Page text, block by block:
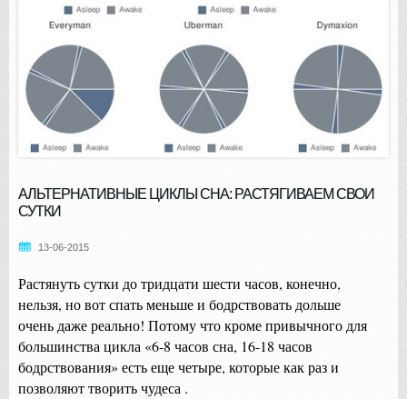
АЛЬТЕРНАТИВНЫЕ ЦИКЛЫ СНА: РАСТЯГИВАЕМ СВОИ
СУТКИ
13-06-2015
Растянуть сутки до тридцати шести часов, конечно,
нельзя, но вот спать меньше и бодрствовать дольше
очень даже реально! Потому что кроме привычного для
большинства цикла «6-8 часов сна, 16-18 часов
бодрствования» есть еще четыре, которые как раз и
позволяют творить чудеса .